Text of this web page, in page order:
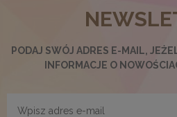
17,99 zł
PODAJ SWÓJ ADRES E-MAIL,
INFORMACJE O